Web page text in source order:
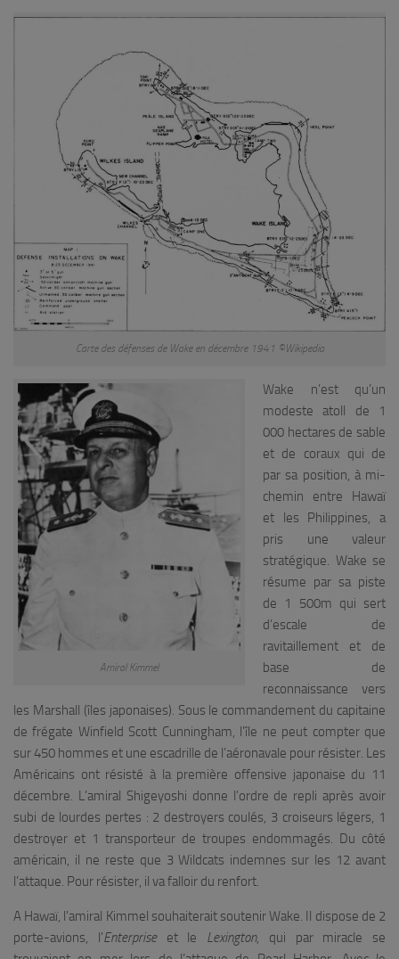
Carte des défenses de Wake en décembre 1941 ©Wikipedia
Amiral Kimmel
Wake n’est qu’un
modeste atoll de 1
000 hectares de sable
et de coraux qui de
par sa position, à mi-
chemin entre Hawaï
et les Philippines, a
pris une valeur
stratégique. Wake se
résume par sa piste
de 1 500m qui sert
d’escale de
ravitaillement et de
base de
reconnaissance vers
les Marshall (îles japonaises). Sous le commandement du capitaine
de frégate Winfield Scott Cunningham, l’île ne peut compter que
sur 450 hommes et une escadrille de l’aéronavale pour résister. Les
Américains ont résisté à la première offensive japonaise du 11
décembre. L’amiral Shigeyoshi donne l’ordre de repli après avoir
subi de lourdes pertes : 2 destroyers coulés, 3 croiseurs légers, 1
destroyer et 1 transporteur de troupes endommagés. Du côté
américain, il ne reste que 3 Wildcats indemnes sur les 12 avant
l’attaque. Pour résister, il va falloir du renfort.
A Hawaï, l’amiral Kimmel souhaiterait soutenir Wake. Il dispose de 2
porte-avions, l’Enterpriseet le Lexington, qui par miracle se